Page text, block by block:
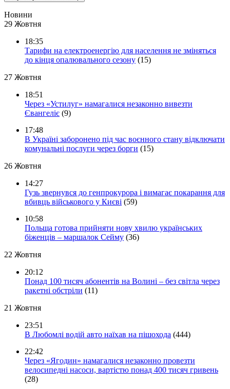
Новини
29 Жовтня
18:35
Тарифи на електроенергію для населення не зміняться
до кінця опалювального сезону (15)
27 Жовтня
18:51
Через «Устилуг» намагалися незаконно вивезти
Євангеліє (9)
17:48
В Україні заборонено під час воєнного стану відключати
комунальні послуги через борги (15)
26 Жовтня
14:27
Гузь звернувся до генпрокурора і вимагає покарання для
вбивць військового у Києві (59)
10:58
Польща готова прийняти нову хвилю українських
біженців – маршалок Сейму (36)
22 Жовтня
20:12
Понад 100 тисяч абонентів на Волині – без світла через
ракетні обстріли (11)
21 Жовтня
23:51
В Любомлі водій авто наїхав на пішохода (444)
22:42
Через «Ягодин» намагалися незаконно провезти
велосипедні насоси, вартістю понад 400 тисяч гривень
(28)